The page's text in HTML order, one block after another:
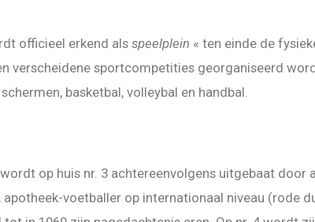
officieel erkend als speelplein « ten einde de
verscheidene sportcompetities georganiseerd
basketbal, volleybal en handbal.
op huis nr. 3 achtereenvolgens uitgebaat door
apotheek-voetballer op internationaal niveau (rode